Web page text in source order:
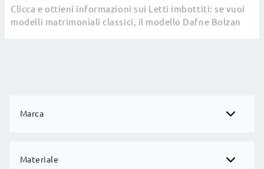
Marca
Materiale
Clicca e ottieni informazioni sui Letti imbottiti: se vuoi
modelli matrimoniali classici, il modello Dafne Bolzan